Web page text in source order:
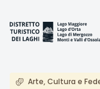
contenu
principal
Arte, Cultura e